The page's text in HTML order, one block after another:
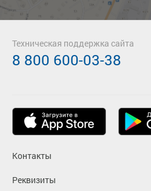
Контакты
Реквизиты
Техническая поддержка сайта
8 800 600-03-38